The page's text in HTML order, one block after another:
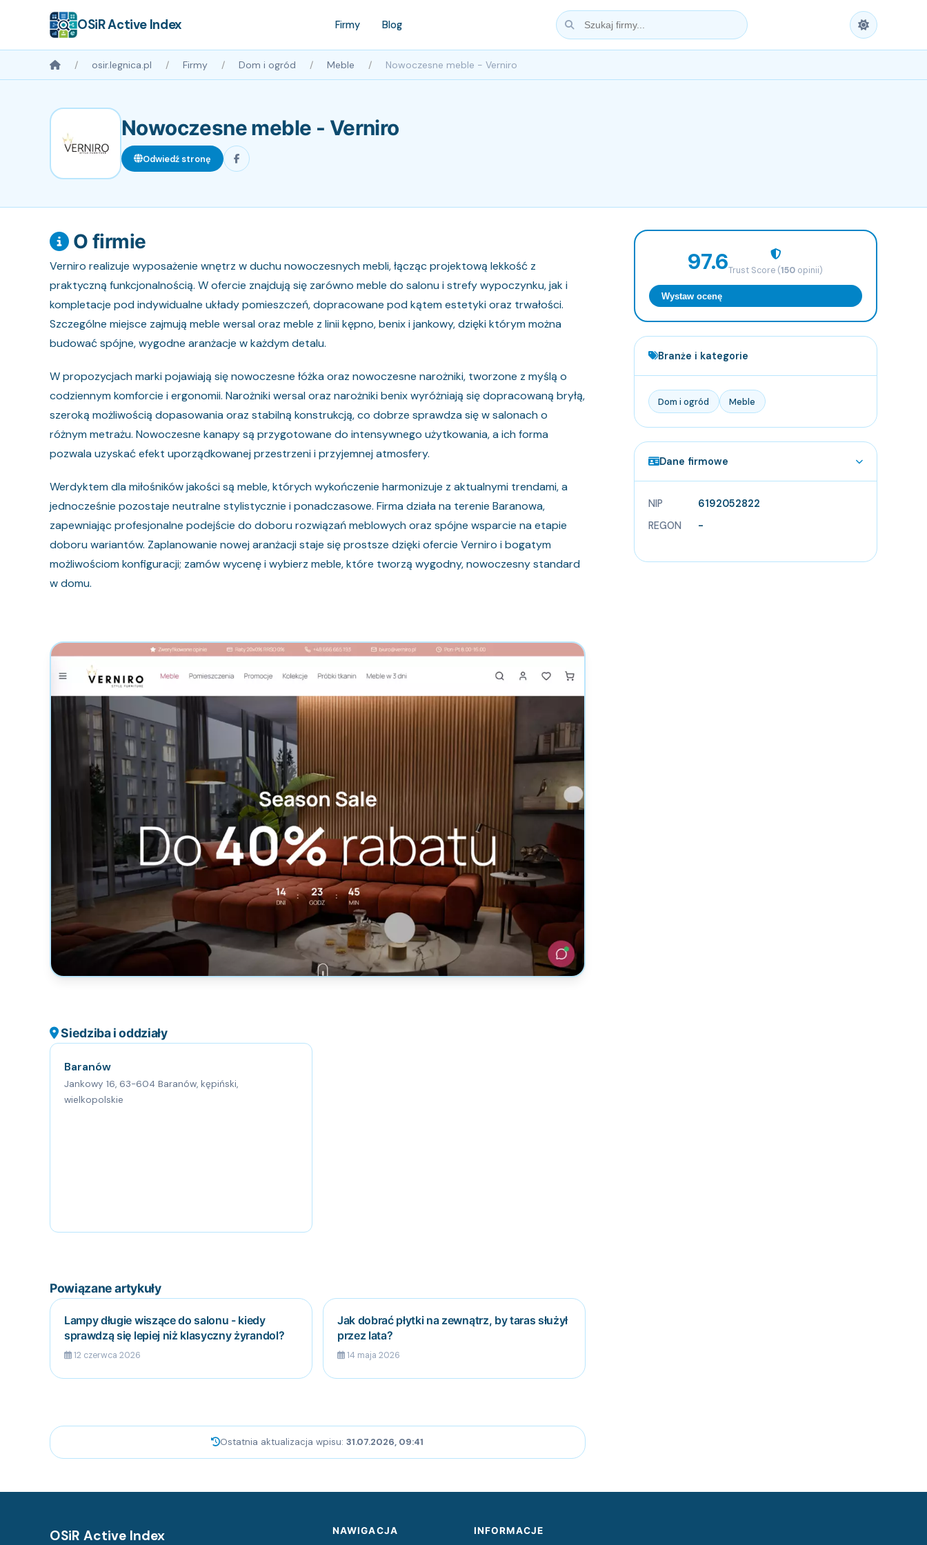
OSiR Active Index Firmy Blog
osir.legnica.pl Firmy Dom i ogród Meble Nowoczesne meble - Verniro
Nowoczesne meble - Verniro
Odwiedź stronę
O firmie
Verniro realizuje wyposażenie wnętrz w duchu nowoczesnych mebli, łącząc projektową lekkość z
praktyczną funkcjonalnością. W ofercie znajdują się zarówno meble do salonu i strefy wypoczynku, jak i
kompletacje pod indywidualne układy pomieszczeń, dopracowane pod kątem estetyki oraz trwałości.
Szczególne miejsce zajmują meble wersal oraz meble z linii kępno, benix i jankowy, dzięki którym można
budować spójne, wygodne aranżacje w każdym detalu.
W propozycjach marki pojawiają się nowoczesne łóżka oraz nowoczesne narożniki, tworzone z myślą o
codziennym komforcie i ergonomii. Narożniki wersal oraz narożniki benix wyróżniają się dopracowaną bryłą,
szeroką możliwością dopasowania oraz stabilną konstrukcją, co dobrze sprawdza się w salonach o
różnym metrażu. Nowoczesne kanapy są przygotowane do intensywnego użytkowania, a ich forma
pozwala uzyskać efekt uporządkowanej przestrzeni i przyjemnej atmosfery.
Werdyktem dla miłośników jakości są meble, których wykończenie harmonizuje z aktualnymi trendami, a
jednocześnie pozostaje neutralne stylistycznie i ponadczasowe. Firma działa na terenie Baranowa,
zapewniając profesjonalne podejście do doboru rozwiązań meblowych oraz spójne wsparcie na etapie
doboru wariantów. Zaplanowanie nowej aranżacji staje się prostsze dzięki ofercie Verniro i bogatym
możliwościom konfiguracji; zamów wycenę i wybierz meble, które tworzą wygodny, nowoczesny standard
w domu.
Siedziba i oddziały
Baranów
Jankowy 16, 63-604 Baranów, kępiński,
wielkopolskie
Powiązane artykuły
Lampy długie wiszące do salonu - kiedy
sprawdzą się lepiej niż klasyczny żyrandol?
12 czerwca 2026
Jak dobrać płytki na zewnątrz, by taras służył
przez lata?
14 maja 2026
Ostatnia aktualizacja wpisu:31.07.2026, 09:41
97.6Trust Score (150 opinii)
Wystaw ocenę
Branże i kategorie
Dom i ogród Meble
Dane firmowe
NIP
6192052822
REGON
-
OSiR Active Index NAWIGACJA INFORMACJE